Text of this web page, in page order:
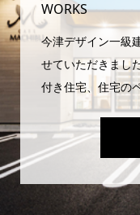
WORKS
今津デザイン一級
せていただきまし
付き住宅、住宅の